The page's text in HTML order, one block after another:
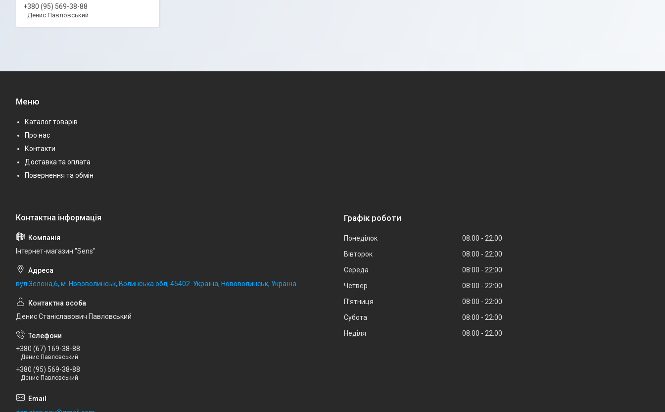
+380 (95) 569-38-88
Денис Павловський
Меню
Каталог товарів
Про нас
Контакти
Доставка та оплата
Повернення та обмін
Iнтернет-магазин "Sens"
вул.Зелена,6, м. Нововолинськ, Волинська обл, 45402. Україна, Нововолинськ, Україна
Денис Станіславович Павловський
+380 (67) 169-38-88
Денис Павловський
+380 (95) 569-38-88
Денис Павловський
Графік роботи
Понеділок 08:00
22:00
Вівторок
08:00
22:00
Середа
08:00
22:00
Четвер
08:00
22:00
Пʼятниця
08:00
22:00
Субота
08:00
22:00
Неділя
08:00 22:00